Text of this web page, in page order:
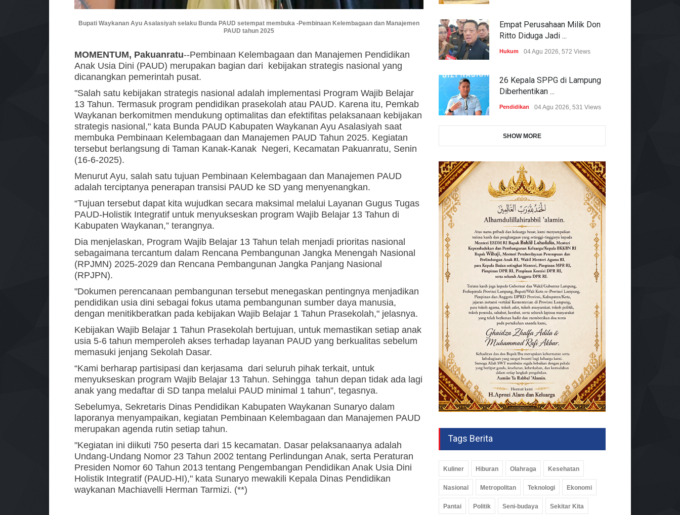
Bupati Waykanan Ayu Asalasiyah selaku Bunda PAUD setempat membuka -Pembinaan Kelembagaan dan Manajemen
PAUD tahun 2025
MOMENTUM, Pakuanratu--Pembinaan Kelembagaan dan Manajemen Pendidikan
Anak Usia Dini (PAUD) merupakan bagian dari kebijakan strategis nasional yang
dicanangkan pemerintah pusat.
"Salah satu kebijakan strategis nasional adalah implementasi Program Wajib Belajar
13 Tahun. Termasuk program pendidikan prasekolah atau PAUD. Karena itu, Pemkab
Waykanan berkomitmen mendukung optimalitas dan efektifitas pelaksanaan kebijakan
strategis nasional," kata Bunda PAUD Kabupaten Waykanan Ayu Asalasiyah saat
membuka Pembinaan Kelembagaan dan Manajemen PAUD Tahun 2025. Kegiatan
tersebut berlangsung di Taman Kanak-Kanak Negeri, Kecamatan Pakuanratu, Senin
(16-6-2025).
Menurut Ayu, salah satu tujuan Pembinaan Kelembagaan dan Manajemen PAUD
adalah terciptanya penerapan transisi PAUD ke SD yang menyenangkan.
“Tujuan tersebut dapat kita wujudkan secara maksimal melalui Layanan Gugus Tugas
PAUD-Holistik Integratif untuk menyukseskan program Wajib Belajar 13 Tahun di
Kabupaten Waykanan,” terangnya.
Dia menjelaskan, Program Wajib Belajar 13 Tahun telah menjadi prioritas nasional
sebagaimana tercantum dalam Rencana Pembangunan Jangka Menengah Nasional
(RPJMN) 2025-2029 dan Rencana Pembangunan Jangka Panjang Nasional
(RPJPN).
"Dokumen perencanaan pembangunan tersebut menegaskan pentingnya menjadikan
pendidikan usia dini sebagai fokus utama pembangunan sumber daya manusia,
dengan menitikberatkan pada kebijakan Wajib Belajar 1 Tahun Prasekolah," jelasnya.
Kebijakan Wajib Belajar 1 Tahun Prasekolah bertujuan, untuk memastikan setiap anak
usia 5-6 tahun memperoleh akses terhadap layanan PAUD yang berkualitas sebelum
memasuki jenjang Sekolah Dasar.
“Kami berharap partisipasi dan kerjasama dari seluruh pihak terkait, untuk
menyukseskan program Wajib Belajar 13 Tahun. Sehingga tahun depan tidak ada lagi
anak yang medaftar di SD tanpa melalui PAUD minimal 1 tahun”, tegasnya.
Sebelumya, Sekretaris Dinas Pendidikan Kabupaten Waykanan Sunaryo dalam
laporanya menyampaikan, kegiatan Pembinaan Kelembagaan dan Manajemen PAUD
merupakan agenda rutin setiap tahun.
"Kegiatan ini diikuti 750 peserta dari 15 kecamatan. Dasar pelaksanaanya adalah
Undang-Undang Nomor 23 Tahun 2002 tentang Perlindungan Anak, serta Peraturan
Presiden Nomor 60 Tahun 2013 tentang Pengembangan Pendidikan Anak Usia Dini
Holistik Integratif (PAUD-HI)," kata Sunaryo mewakili Kepala Dinas Pendidikan
waykanan Machiavelli Herman Tarmizi. (**)
Empat Perusahaan Milik Don
Ritto Diduga Jadi ...
Hukum 04 Agu 2026, 572 Views
26 Kepala SPPG di Lampung
Diberhentikan ...
Pendidikan 04 Agu 2026, 531 Views
SHOW MORE
Tags Berita
Kuliner Hiburan Olahraga Kesehatan
Nasional Metropolitan Teknologi Ekonomi
Pantai Politik Seni-budaya Sekitar Kita